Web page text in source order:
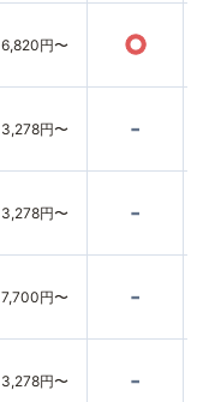
6,820円〜 ○
3,278円〜 -
3,278円〜 -
7,700円〜 -
3,278円〜 -